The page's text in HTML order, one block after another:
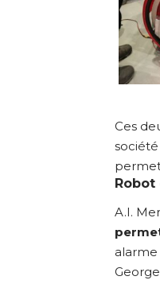
Ces
A.I.